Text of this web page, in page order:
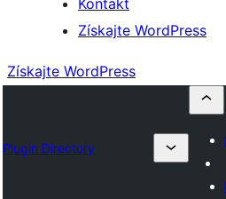
Kontakt
Získajte WordPress
Získajte WordPress
Plugin Directory